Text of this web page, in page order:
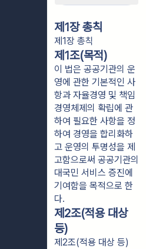
제1장 총칙
제1장 총칙
제1조(목적)
이 법은 공공기관의 운
영에 관한 기본적인 사
항과 자율경영 및 책임
경영체제의 확립에 관
하여 필요한 사항을 정
하여 경영을 합리화하
고 운영의 투명성을 제
고함으로써 공공기관의
대국민 서비스 증진에
기여함을 목적으로 한
다.
제2조(적용 대상
등)
제2조(적용 대상 등)